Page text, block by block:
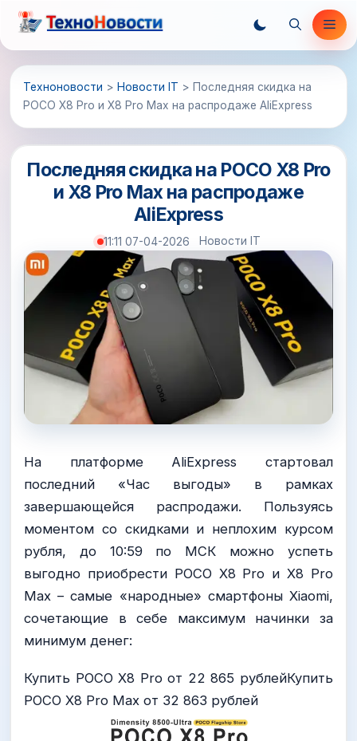
Перейти
содержимому
Техноновости > Новости IT > Последняя скидка на
POCO X8 Pro и X8 Pro Max на распродаже AliExpress
Последняя скидка на POCO X8 Pro
и X8 Pro Max на распродаже
AliExpress
11:11 07-04-2026 Новости IT
На платформе AliExpress стартовал
последний «Час выгоды» в рамках
завершающейся распродажи. Пользуясь
моментом со скидками и неплохим курсом
рубля, до 10:59 по МСК можно успеть
выгодно приобрести POCO X8 Pro и X8 Pro
Max – самые «народные» смартфоны Xiaomi,
сочетающие в себе максимум начинки за
минимум денег:
Купить POCO X8 Pro от 22 865 рублейКупить
POCO X8 Pro Max от 32 863 рублей